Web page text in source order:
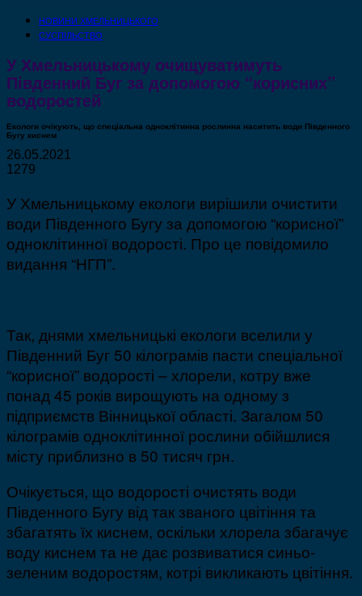
НОВИНИ ХМЕЛЬНИЦЬКОГО
СУСПІЛЬСТВО
У Хмельницькому очищуватимуть
Південний Буг за допомогою “корисних”
водоростей
Екологи очікують, що спеціальна одноклітинна рослинна наситить води Південного
Бугу киснем
26.05.2021
1279
У Хмельницькому екологи вирішили очистити
води Південного Бугу за допомогою “корисної”
одноклітинної водорості. Про це повідомило
видання “НГП”.
Так, днями хмельницькі екологи вселили у
Південний Буг 50 кілограмів пасти спеціальної
“корисної” водорості – хлорели, котру вже
понад 45 років вирощують на одному з
підприємств Вінницької області. Загалом 50
кілограмів одноклітинної рослини обійшлися
місту приблизно в 50 тисяч грн.
Очікується, що водорості очистять води
Південного Бугу від так званого цвітіння та
збагатять їх киснем, оскільки хлорела збагачує
воду киснем та не дає розвиватися синьо-
зеленим водоростям, котрі викликають цвітіння.